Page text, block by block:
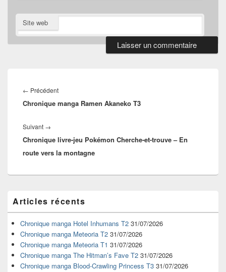
Site web
de
l’article
← PrécédentArticle
précédent :
Chronique manga Ramen Akaneko T3
Suivant →
suivant :
Chronique livre-jeu Pokémon Cherche-et-trouve – En
route vers la montagne
principale
de
widget
pour
barre
latérale
Articles récents
Chronique manga Hotel Inhumans T2 31/07/2026
Chronique manga Meteoria T2 31/07/2026
Chronique manga Meteoria T1 31/07/2026
Chronique manga The Hitman’s Fave T2 31/07/2026
Chronique manga Blood-Crawling Princess T3 31/07/2026